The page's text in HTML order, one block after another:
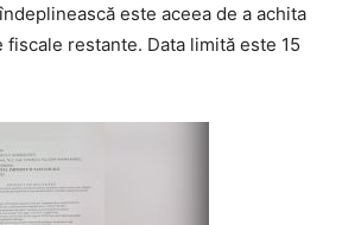
este aceea de a achita
restante. Data limită este 15